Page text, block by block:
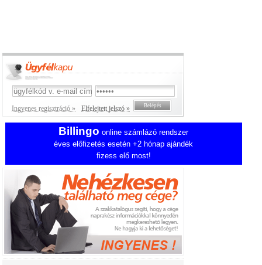
Ingyenes regisztráció » Elfelejtett jelszó »
Billingo online számlázó rendszer
éves előfizetés esetén +2 hónap ajándék
fizess elő most!